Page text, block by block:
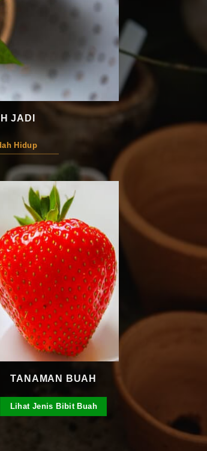
JADI
Hidup
TANAMAN BUAH
Lihat Jenis Bibit Buah